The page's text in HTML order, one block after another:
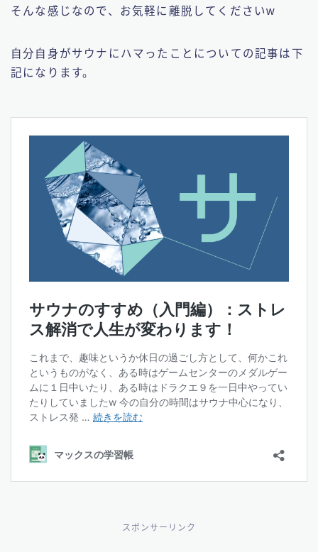
そんな感じなので、お気軽に離脱してくださいw
自分自身がサウナにハマったことについての記事は下
記になります。
スポンサーリンク